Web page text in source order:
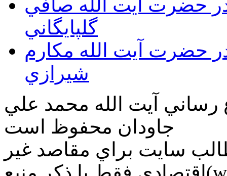
حضرت آيت الله صافي
گلپايگاني
حضرت آيت الله مكارم
شيرازي
رساني آیت الله محمد علي
جاودان محفوظ است
سايت براي مقاصد غير